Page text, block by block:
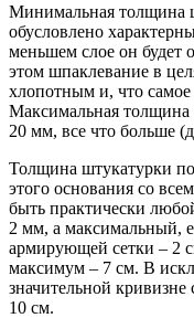
Минимальная толщина
обусловлено
меньшем слое он будет
этом шпаклевание в
хлопотным и, что
Максимальная
20 мм, все что больше
Толщина штукатурки по
этого основания со
быть практически
2 мм, а максимальный,
армирующей сетки – 2
максимум – 7 см. В
значительной
10 см.